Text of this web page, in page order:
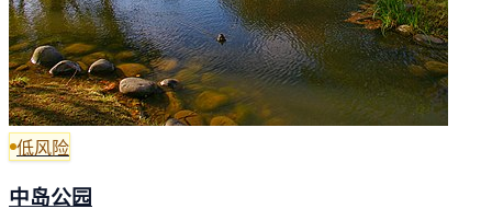
低风险
中岛公园